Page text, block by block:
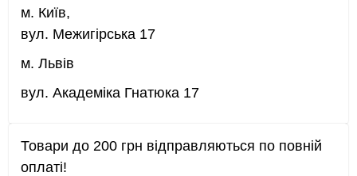
Замовте
магазиніItemshopз доставкою по Україні.
колекцію!
м. Київ,
вул. Межигірська 17
м. Львів
вул. Академіка Гнатюка 17
Товари до 200 грн відправляються по повній
оплаті!